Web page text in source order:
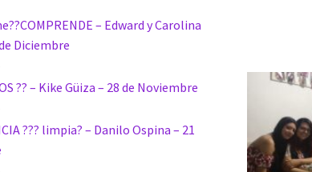
– Edward y Carolina
Diciembre
?? – Kike Güiza – 28 de Noviembre
??? limpia? – Danilo Ospina – 21